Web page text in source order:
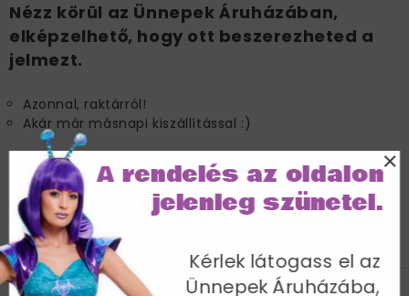
Nézz körül az Ünnepek Áruházában,
elképzelhető, hogy ott beszerezheted a
jelmezt.
Azonnal, raktárról!
Akár már másnapi kiszállítással :)
IRÁNY AZ ÜNNEPEK ÁRUHÁZA >>
JELLEMZŐK SZÁLLÍTÁSKérlek látogass el az
Ünnepek Áruházába,
A rendelés az oldalon
jelenleg szünetel.
×